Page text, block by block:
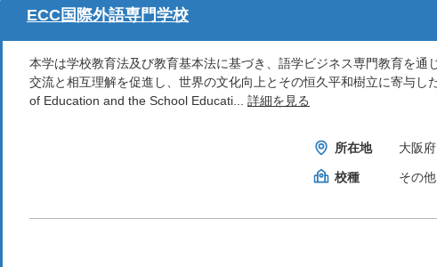
ECC国際外語専門学校
本学は学校教育法及び教育基本法に基づき、語学ビジネス専門教育を
交流と相互理解を促進し、世界の文化向上とその恒久平和樹立に寄与
of Education and the School Educati... 詳細を見る
所在地
大阪
校種
その他